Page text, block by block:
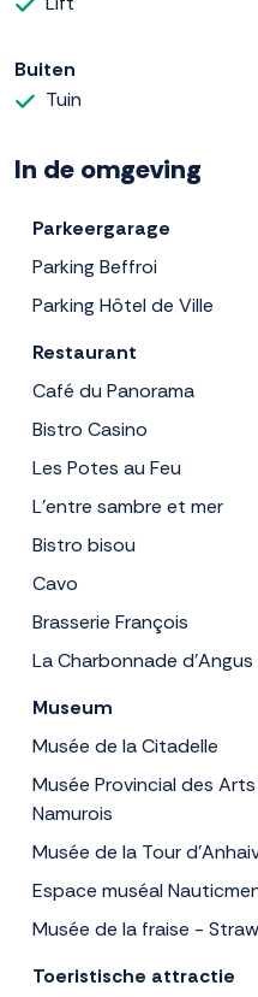
Buiten
Tuin
In de omgeving
Parkeergarage
Parking Beffroi
Parking Hôtel de Ville
Restaurant
Café du Panorama
Bistro Casino
Les Potes au Feu
L'entre sambre et mer
Bistro bisou
Cavo
Brasserie François
La Charbonnade d'Angus
Museum
Musée de la Citadelle
Musée Provincial des
Namurois
Musée de la Tour
Espace muséal
Musée de la fraise -
Toeristische attractie